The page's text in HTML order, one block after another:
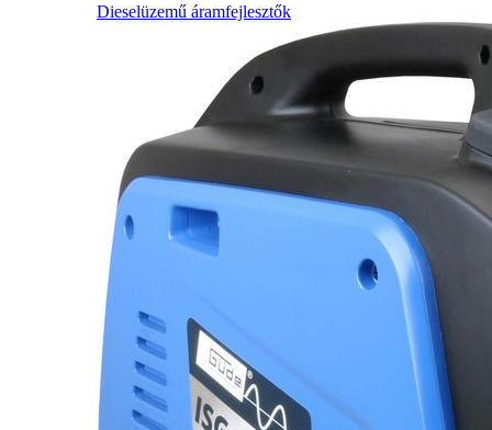
Dieselüzemű áramfejlesztők